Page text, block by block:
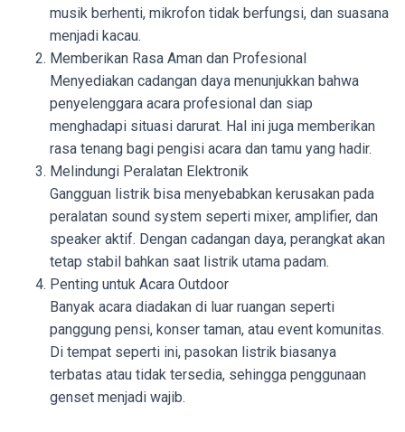
musik berhenti, mikrofon tidak berfungsi, dan suasana
menjadi kacau.
Memberikan Rasa Aman dan Profesional
Menyediakan cadangan daya menunjukkan bahwa
penyelenggara acara profesional dan siap
menghadapi situasi darurat. Hal ini juga memberikan
rasa tenang bagi pengisi acara dan tamu yang hadir.
Melindungi Peralatan Elektronik
Gangguan listrik bisa menyebabkan kerusakan pada
peralatan sound system seperti mixer, amplifier, dan
speaker aktif. Dengan cadangan daya, perangkat akan
tetap stabil bahkan saat listrik utama padam.
Penting untuk Acara Outdoor
Banyak acara diadakan di luar ruangan seperti
panggung pensi, konser taman, atau event komunitas.
Di tempat seperti ini, pasokan listrik biasanya
terbatas atau tidak tersedia, sehingga penggunaan
genset menjadi wajib.